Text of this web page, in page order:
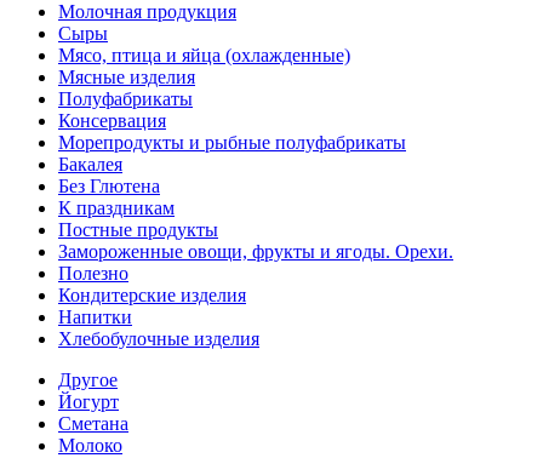
Молочная продукция
Сыры
Мясо, птица и яйца (охлажденные)
Мясные изделия
Полуфабрикаты
Консервация
Морепродукты и рыбные полуфабрикаты
Бакалея
Без Глютена
К праздникам
Постные продукты
Замороженные овощи, фрукты и ягоды. Орехи.
Полезно
Кондитерские изделия
Напитки
Хлебобулочные изделия
Другое
Йогурт
Сметана
Молоко